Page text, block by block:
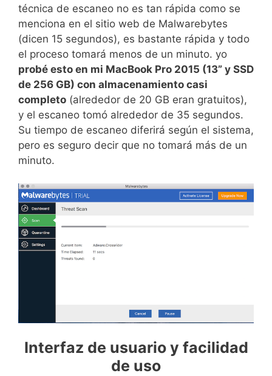
técnica de escaneo no es tan rápida como se
menciona en el sitio web de Malwarebytes
(dicen 15 segundos), es bastante rápida y todo
el proceso tomará menos de un minuto. yo
probé esto en mi MacBook Pro 2015 (13” y SSD
de 256 GB) con almacenamiento casi
completo (alrededor de 20 GB eran gratuitos),
y el escaneo tomó alrededor de 35 segundos.
Su tiempo de escaneo diferirá según el sistema,
pero es seguro decir que no tomará más de un
minuto.
Interfaz de usuario y facilidad
de uso